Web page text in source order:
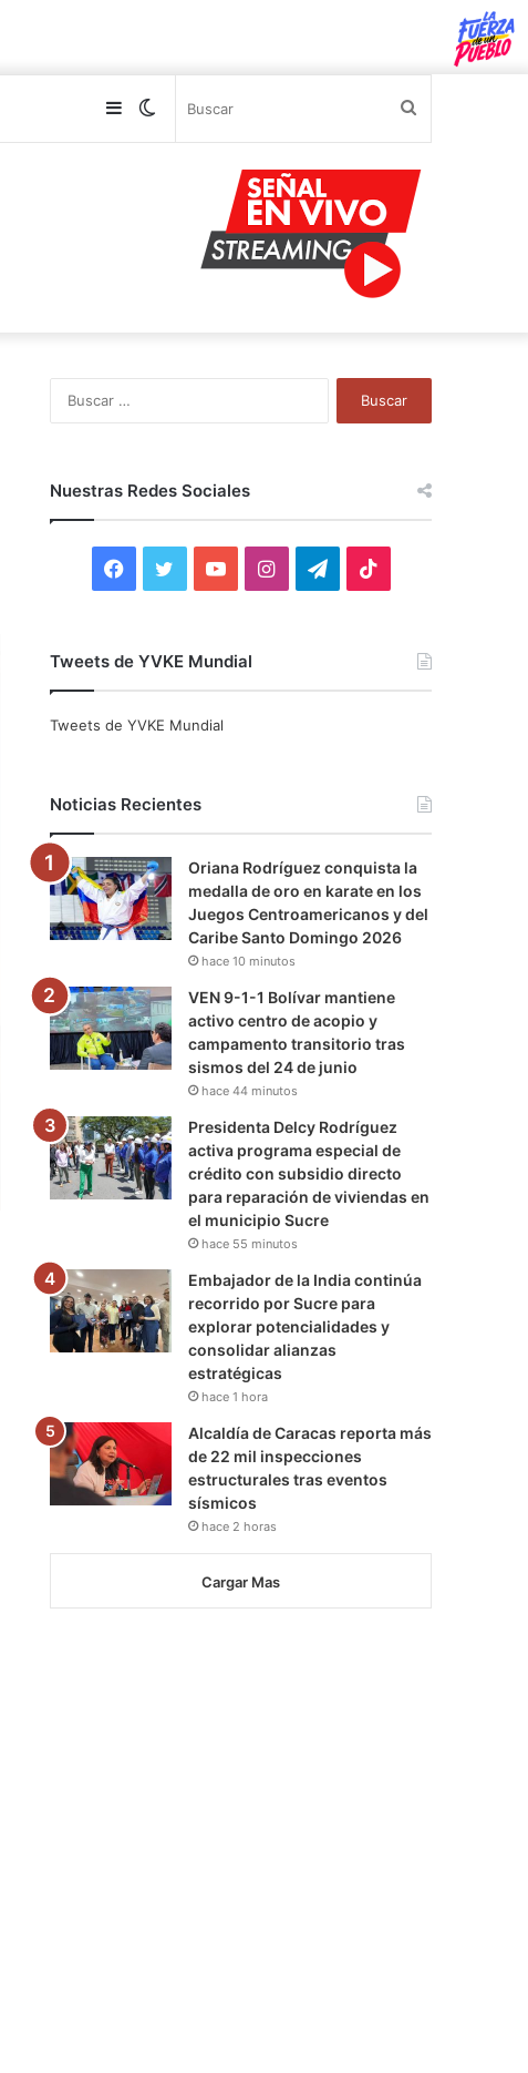
Switch
Sidebar
Nuestras Redes Sociales
F
c
o
k
i
r
Y
u
e
I
r
a
m
T
a
m
Tweets de YVKE Mundial
Tweets de YVKE Mundial
Noticias Recientes
Oriana Rodríguez conquista la
medalla de oro en karate en los
Juegos Centroamericanos y del
Caribe Santo Domingo 2026
hace 10 minutos
VEN 9-1-1 Bolívar mantiene
activo centro de acopio y
campamento transitorio tras
sismos del 24 de junio
hace 44 minutos
Presidenta Delcy Rodríguez
activa programa especial de
crédito con subsidio directo
para reparación de viviendas en
el municipio Sucre
hace 55 minutos
Embajador de la India continúa
recorrido por Sucre para
explorar potencialidades y
consolidar alianzas
estratégicas
hace 1 hora
Alcaldía de Caracas reporta más
de 22 mil inspecciones
estructurales tras eventos
sísmicos
hace 2 horas
Cargar Mas